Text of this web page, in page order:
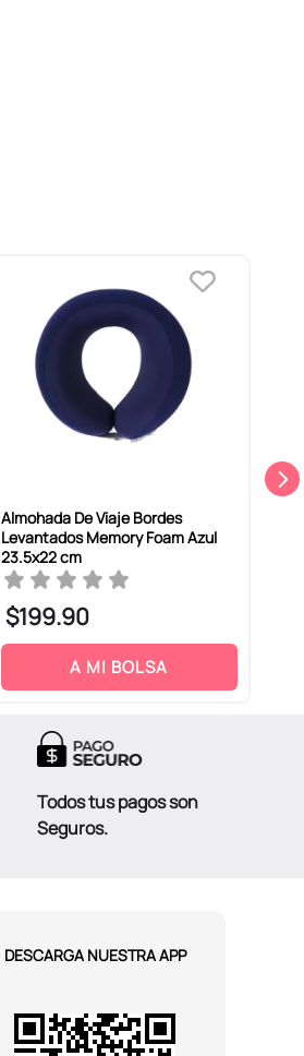
Almohada De Viaje Bordes
Levantados Memory Foam Azul
23.5x22 cm
$199.90
A MI BOLSA
Todos tus pagos son
Seguros.
DESCARGA NUESTRA APP